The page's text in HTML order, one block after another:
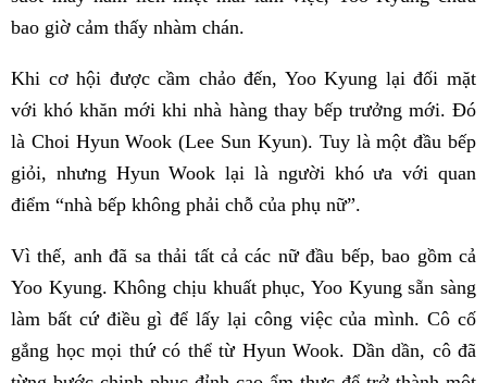
bao giờ cảm thấy nhàm chán.
Khi cơ hội được cầm chảo đến, Yoo Kyung lại đối mặt
với khó khăn mới khi nhà hàng thay bếp trưởng mới. Đó
là Choi Hyun Wook (Lee Sun Kyun). Tuy là một đầu bếp
giỏi, nhưng Hyun Wook lại là người khó ưa với quan
điểm “nhà bếp không phải chỗ của phụ nữ”.
Vì thế, anh đã sa thải tất cả các nữ đầu bếp, bao gồm cả
Yoo Kyung. Không chịu khuất phục, Yoo Kyung sẵn sàng
làm bất cứ điều gì để lấy lại công việc của mình. Cô cố
gắng học mọi thứ có thể từ Hyun Wook. Dần dần, cô đã